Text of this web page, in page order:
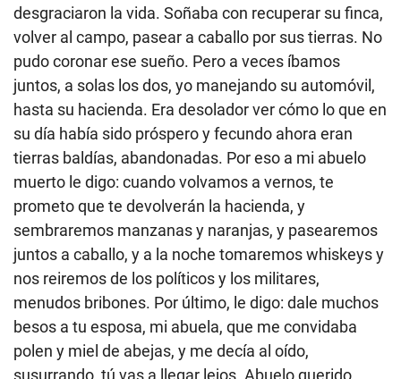
desgraciaron la vida. Soñaba con recuperar su finca,
volver al campo, pasear a caballo por sus tierras. No
pudo coronar ese sueño. Pero a veces íbamos
juntos, a solas los dos, yo manejando su automóvil,
hasta su hacienda. Era desolador ver cómo lo que en
su día había sido próspero y fecundo ahora eran
tierras baldías, abandonadas. Por eso a mi abuelo
muerto le digo: cuando volvamos a vernos, te
prometo que te devolverán la hacienda, y
sembraremos manzanas y naranjas, y pasearemos
juntos a caballo, y a la noche tomaremos whiskeys y
nos reiremos de los políticos y los militares,
menudos bribones. Por último, le digo: dale muchos
besos a tu esposa, mi abuela, que me convidaba
polen y miel de abejas, y me decía al oído,
susurrando, tú vas a llegar lejos. Abuelo querido,